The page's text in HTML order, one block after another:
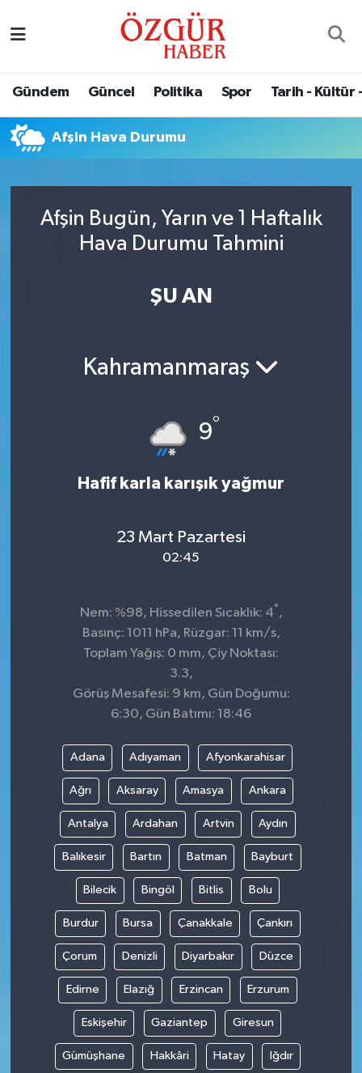
Gündem Güncel Politika Spor Tarih - Kültür
Afşin Hava Durumu
Afşin Bugün, Yarın ve 1 Haftalık
Hava Durumu Tahmini
ŞU AN
Kahramanmaraş
9°
Hafif karla karışık yağmur
23 Mart Pazartesi
02:45
Nem: %98, Hissedilen Sıcaklık: 4° ,
Basınç: 1011 hPa, Rüzgar: 11 km/s,
Toplam Yağış: 0 mm, Çiy Noktası:
3.3,
Görüş Mesafesi: 9 km, Gün Doğumu:
6:30, Gün Batımı: 18:46
Adana Adıyaman Afyonkarahisar
Ağrı Aksaray Amasya Ankara
Antalya Ardahan Artvin Aydın
Balıkesir Bartın Batman Bayburt
Bilecik Bingöl Bitlis Bolu
Burdur Bursa Çanakkale Çankırı
Çorum Denizli Diyarbakır Düzce
Edirne Elazığ Erzincan Erzurum
Eskişehir Gaziantep Giresun
Gümüşhane Hakkâri Hatay Iğdır
Eğitim
Ekonomi
Güncel
Tarih - Kültür - Sanat - Turizm
Nöbetçi Eczaneler
Namaz Vakitleri
Trafik Durumu
Süper Lig Puan Durumu ve Fikstür
Son Dakika Haberleri